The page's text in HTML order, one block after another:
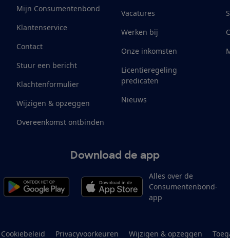
Mijn Consumentenbond
Klantenservice
Contact
Stuur een bericht
Klachtenformulier
Wijzigen & opzeggen
Overeenkomst ontbinden
Vacatures
Werken bij
Onze inkomsten
Licentieregeling
predicaten
Nieuws
Download de app
Alles over de
Consumentenbond-
app
Cookiebeleid Privacyvoorkeuren Wijzigen & opzeggen